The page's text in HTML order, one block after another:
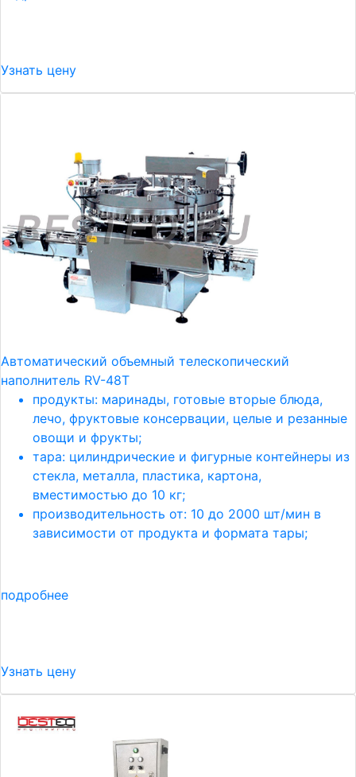
Узнать цену
Автоматический объемный телескопический
наполнитель RV-48Т
продукты: маринады, готовые вторые блюда,
лечо, фруктовые консервации, целые и резанные
овощи и фрукты;
тара: цилиндрические и фигурные контейнеры из
стекла, металла, пластика, картона,
вместимостью до 10 кг;
производительность от: 10 до 2000 шт/мин в
зависимости от продукта и формата тары;
подробнее
Узнать цену